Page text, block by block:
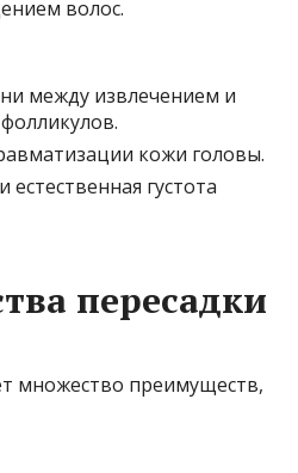
волос.
между извлечением и
кожи головы.
естественная густота
пересадки
множество преимуществ,